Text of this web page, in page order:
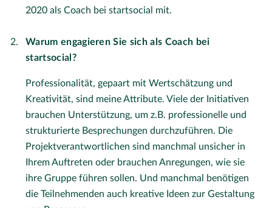
2020 als Coach bei startsocial mit.
Warum engagieren Sie sich als Coach bei
startsocial?
Professionalität, gepaart mit Wertschätzung und
Kreativität, sind meine Attribute. Viele der Initiativen
brauchen Unterstützung, um z.B. professionelle und
strukturierte Besprechungen durchzuführen. Die
Projektverantwortlichen sind manchmal unsicher in
Ihrem Auftreten oder brauchen Anregungen, wie sie
ihre Gruppe führen sollen. Und manchmal benötigen
die Teilnehmenden auch kreative Ideen zur Gestaltung